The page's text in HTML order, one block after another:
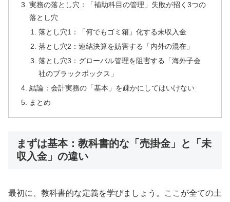
実務の落とし穴：「補助科目の管理」失敗が招く3つの
落とし穴
落とし穴1：「何でもゴミ箱」化する未収入金
落とし穴2：連結決算を妨害する「内外の混在」
落とし穴3：グローバル管理を阻害する「海外子会
社のブラックボックス」
結論：会計実務の「基本」を疎かにしてはいけない
まとめ
まずは基本：教科書的な「売掛金」と「未
収入金」の違い
最初に、教科書的な定義を学びましょう。ここが全ての土